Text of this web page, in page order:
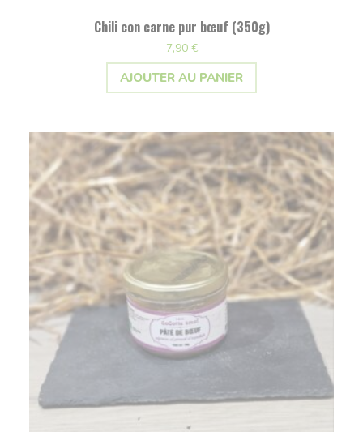
Chili con carne pur bœuf (350g)
7,90 €
AJOUTER AU PANIER